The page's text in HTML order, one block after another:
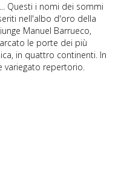
Questi i nomi dei sommi
nell'albo d'oro della
Manuel Barrueco,
le porte dei più
in quattro continenti. In
variegato repertorio.